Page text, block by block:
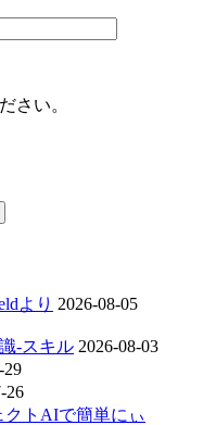
さい。
より 2026-08-05
-スキル 2026-08-03
29
26
クトAIで簡単にぃ